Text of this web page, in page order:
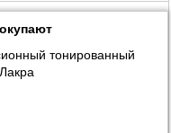
тонированный